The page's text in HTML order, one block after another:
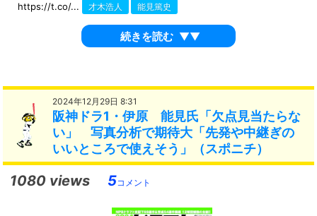
https://t.co/...
才木浩人 能見篤史
続きを読む ▼▼
2024年12月29日 8:31
阪神ドラ1・伊原 能見氏「欠点見当たらな
い」 写真分析で期待大「先発や中継ぎの
いいところで使えそう」（スポニチ）
1080 views 5コメント